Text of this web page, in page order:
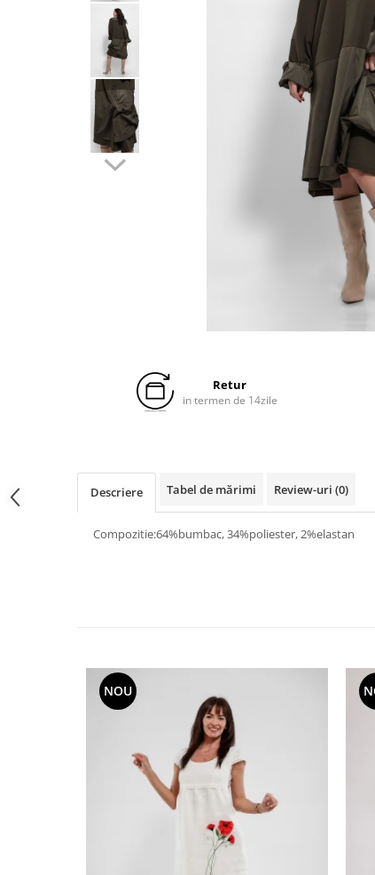
Retur
in termen de 14zile
Descriere Tabel de mărimi Review-uri (0)
Compozitie:64%bumbac, 34%poliester, 2%elastan
NOU